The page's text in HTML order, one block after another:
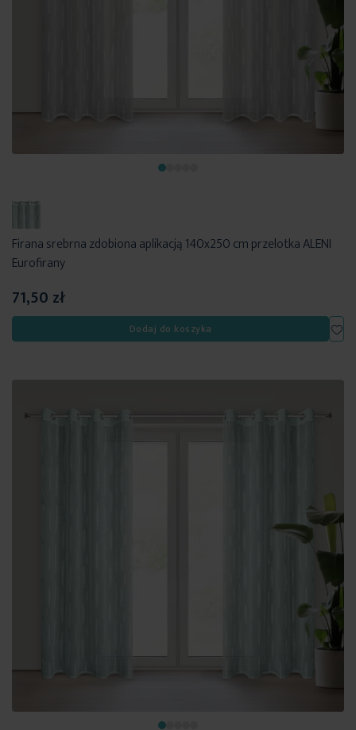
Firana srebrna zdobiona aplikacją 140x250 cm przelotka ALENI
Eurofirany
71,50 zł
Dodaj do koszyka